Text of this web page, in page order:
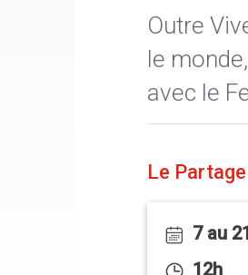
Outre
le
avec le
Le
7 au
12h